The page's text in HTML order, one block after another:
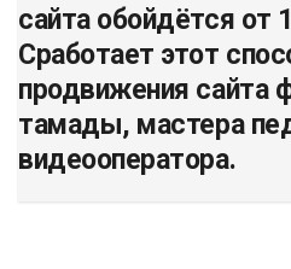
сайта обойдётся от
Сработает этот
продвижения сайта
тамады, мастера
видеооператора.